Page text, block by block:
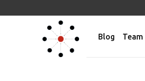
Blog Team